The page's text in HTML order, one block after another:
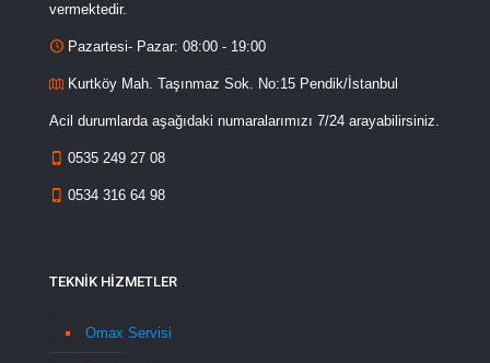
vermektedir.
Pazartesi- Pazar: 08:00 - 19:00
Kurtköy Mah. Taşınmaz Sok. No:15 Pendik/İstanbul
Acil durumlarda aşağıdaki numaralarımızı 7/24 arayabilirsiniz.
0535 249 27 08
0534 316 64 98
TEKNİK HİZMETLER
Omax Servisi